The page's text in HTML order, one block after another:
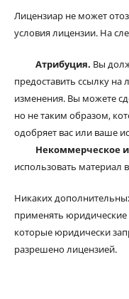
Лицензиар не может
условия лицензии. На
Атрибуция. Вы
предоставить ссылку
изменения. Вы можете
но не таким образом,
одобряет вас или ваше
Некоммерческое
использовать материал
Никаких
применять юридические
которые юридически
разрешено лицензией.